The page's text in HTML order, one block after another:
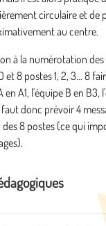
circulaire et de
au centre.
à la numérotation des
et 8 postes 1, 2, 3... 8
A1, l'équipe B en B3,
faut donc prévoir 4
8 postes (ce qui